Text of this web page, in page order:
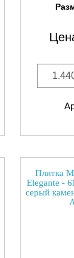
Плитка
Elegante -
серый